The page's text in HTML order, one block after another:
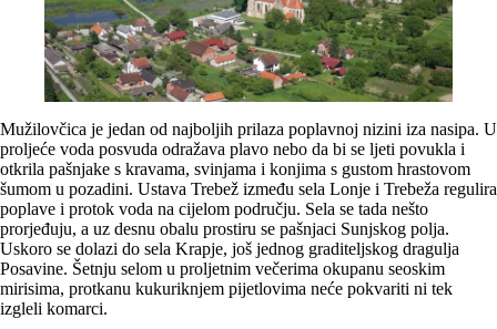
Mužilovčica je jedan od najboljih prilaza poplavnoj nizini iza nasipa. U
proljeće voda posvuda odražava plavo nebo da bi se ljeti povukla i
otkrila pašnjake s kravama, svinjama i konjima s gustom hrastovom
šumom u pozadini. Ustava Trebež između sela Lonje i Trebeža regulira
poplave i protok voda na cijelom području. Sela se tada nešto
prorjeđuju, a uz desnu obalu prostiru se pašnjaci Sunjskog polja.
Uskoro se dolazi do sela Krapje, još jednog graditeljskog dragulja
Posavine. Šetnju selom u proljetnim večerima okupanu seoskim
mirisima, protkanu kukuriknjem pijetlovima neće pokvariti ni tek
izgleli komarci.